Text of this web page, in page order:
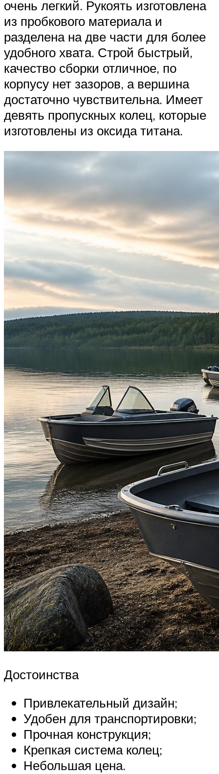
очень легкий. Рукоять изготовлена
из пробкового материала и
разделена на две части для более
удобного хвата. Строй быстрый,
качество сборки отличное, по
корпусу нет зазоров, а вершина
достаточно чувствительна. Имеет
девять пропускных колец, которые
изготовлены из оксида титана.
Достоинства
Привлекательный дизайн;
Удобен для транспортировки;
Прочная конструкция;
Крепкая система колец;
Небольшая цена.